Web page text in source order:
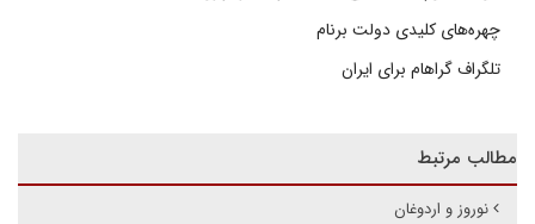
چهره‌های کلیدی دولت برنام
تلگراف گراهام برای ایران
مطالب مرتبط
نوروز و اردوغان